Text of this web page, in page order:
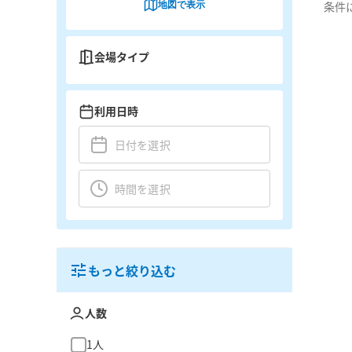
条件
地図で表示
会場タイプ
利用日時
もっと絞り込む
人数
1人